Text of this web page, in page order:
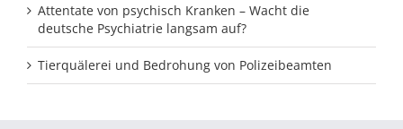
Attentate von psychisch Kranken – Wacht die
deutsche Psychiatrie langsam auf?
Tierquälerei und Bedrohung von Polizeibeamten